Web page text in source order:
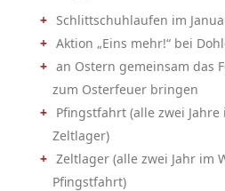
Schlittschuhlaufen im
Aktion „Eins mehr!“ bei
an Ostern gemeinsam das
zum Osterfeuer bringen
Pfingstfahrt (alle zwei
Zeltlager)
Zeltlager (alle zwei Jahr im
Pfingstfahrt)